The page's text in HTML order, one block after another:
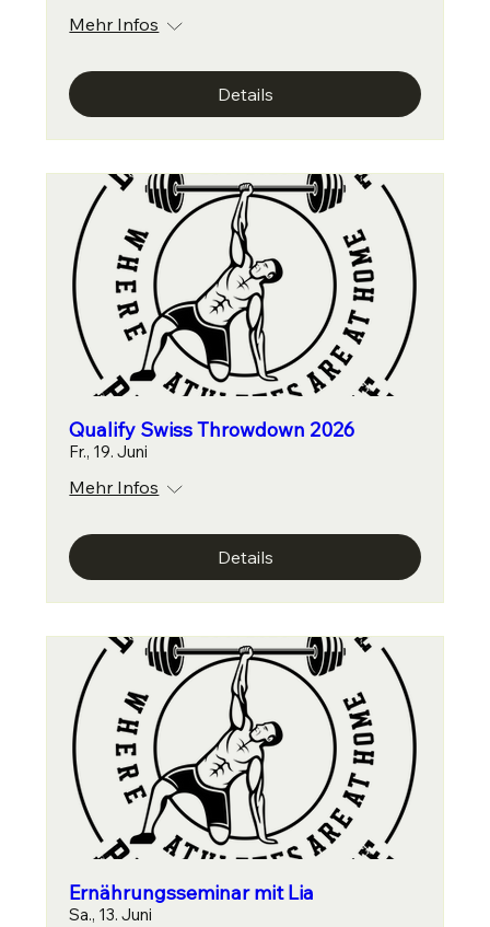
Mehr Infos
Details
Qualify Swiss Throwdown 2026
Fr., 19. Juni
Mehr Infos
Details
Ernährungsseminar mit Lia
Sa., 13. Juni